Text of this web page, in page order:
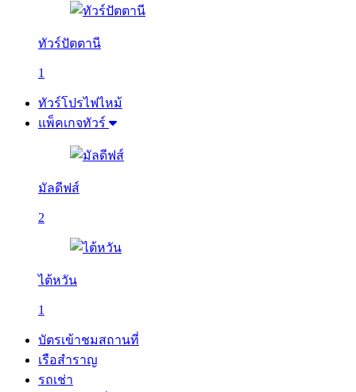
ทัวร์ปัตตานี
1
ทัวร์โปรไฟไหม้
แพ็คเกจทัวร์
มัลดีฟส์
2
ไต้หวัน
1
บัตรเข้าชมสถานที่
เรือสำราญ
รถเช่า